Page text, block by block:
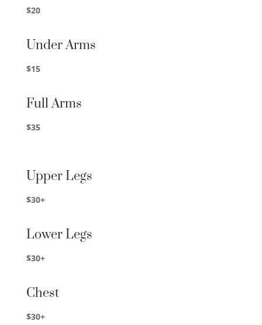
$20
Under Arms
$15
Full Arms
$35
Upper Legs
$30+
Lower Legs
$30+
Chest
$30+